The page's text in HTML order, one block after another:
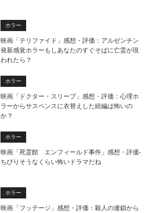
ホラー
映画「テリファイド」感想・評価：アルゼンチン
発新感覚ホラーもしあなたのすぐそばに亡霊が現
われたら？
ホラー
映画「ドクター・スリープ」感想・評価：心理ホ
ラーからサスペンスに衣替えした続編は怖いの
か？
ホラー
映画「死霊館 エンフィールド事件」感想・評価‐
ちびりそうなくらい怖いドラマだね
ホラー
映画「フッテージ」感想・評価：殺人の連鎖から